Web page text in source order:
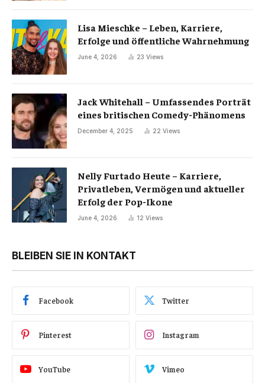
Lisa Mieschke – Leben, Karriere,
Erfolge und öffentliche Wahrnehmung
June 4, 2026 23 Views
Jack Whitehall – Umfassendes Porträt
eines britischen Comedy-Phänomens
December 4, 2025 22 Views
Nelly Furtado Heute – Karriere,
Privatleben, Vermögen und aktueller
Erfolg der Pop-Ikone
June 4, 2026 12 Views
BLEIBEN SIE IN KONTAKT
Facebook Twitter
Pinterest Instagram
YouTube Vimeo